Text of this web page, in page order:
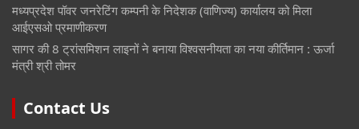
मध्यप्रदेश पॉवर जनरेटिंग कम्पनी के निदेशक (वाणिज्य) कार्यालय को मिला
आईएसओ प्रमाणीकरण
सागर की 8 ट्रांसमिशन लाइनों ने बनाया विश्वसनीयता का नया कीर्तिमान : ऊर्जा
मंत्री श्री तोमर
Contact Us